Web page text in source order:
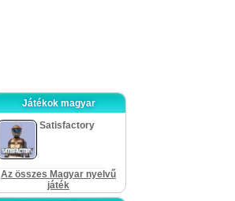
Játékok magyar
Satisfactory
Az összes Magyar nyelvű
játék